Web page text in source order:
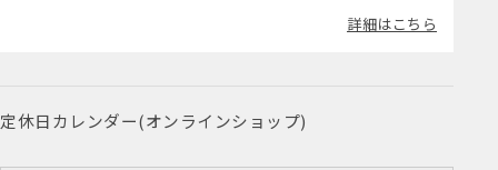
詳細はこちら
定休日カレンダー(オンラインショップ)